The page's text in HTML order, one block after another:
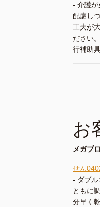
- 介護が
配慮し
工夫が
ださい
行補助
お
メガブ
せん
- ダブ
ともに
分早く